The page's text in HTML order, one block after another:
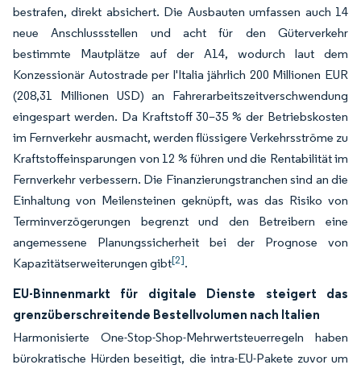
bestrafen, direkt absichert. Die Ausbauten umfassen auch 14
neue Anschlussstellen und acht für den Güterverkehr
bestimmte Mautplätze auf der A14, wodurch laut dem
Konzessionär Autostrade per l'Italia jährlich 200 Millionen EUR
(208,31 Millionen USD) an Fahrerarbeitszeitverschwendung
eingespart werden. Da Kraftstoff 30–35 % der Betriebskosten
im Fernverkehr ausmacht, werden flüssigere Verkehrsströme zu
Kraftstoffeinsparungen von 12 % führen und die Rentabilität im
Fernverkehr verbessern. Die Finanzierungstranchen sind an die
Einhaltung von Meilensteinen geknüpft, was das Risiko von
Terminverzögerungen begrenzt und den Betreibern eine
angemessene Planungssicherheit bei der Prognose von
Kapazitätserweiterungen gibt[2].
EU-Binnenmarkt für digitale Dienste steigert das
grenzüberschreitende Bestellvolumen nach Italien
Harmonisierte One-Stop-Shop-Mehrwertsteuerregeln haben
bürokratische Hürden beseitigt, die intra-EU-Pakete zuvor um